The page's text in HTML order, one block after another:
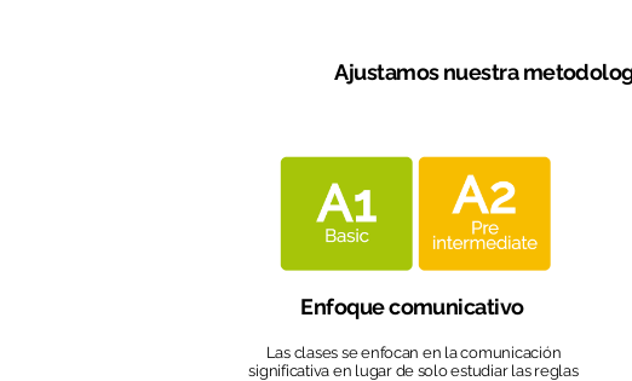
Ajustamos nuestra
Enfoque comunicativo
Las clases se enfocan en la comunicación
significativa en lugar de solo estudiar las reglas